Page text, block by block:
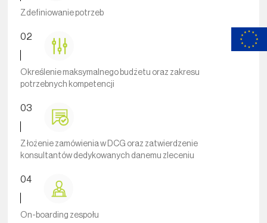
Zdefiniowanie potrzeb
02
Określenie maksymalnego budżetu oraz zakresu
potrzebnych kompetencji
03
Złożenie zamówienia w DCG oraz zatwierdzenie
konsultantów dedykowanych danemu zleceniu
04
On-boarding zespołu